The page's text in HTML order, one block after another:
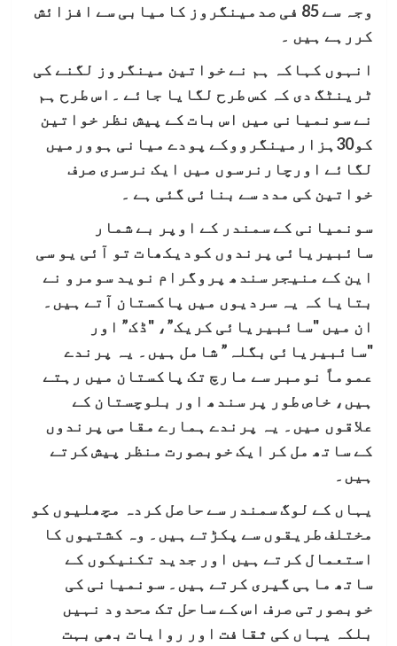
وجہ سے 85 فی صدمینگروز کامیابی سے افزائش
کررہے ہیں ۔
انہوں کہاکہ ہم نے خواتین مینگروز لگنے کی
ٹرینٹگ دی کہ کس طرح لگایا جائے ۔اس طرح ہم
نے سونمیانی میں اس بات کے پیش نظر خواتین
کو30ہزارمینگرووکے پودے میانی ہوورمیں
لگائے اورچارنرسوں میں ایک نرسری صرف
خواتین کی مدد سے بنائی گئی ہے ۔
سونمیانی کے سمندر کے اوپر بے شمار
سائبیریائی پرندوں کودیکھات تو آئی یو سی
این کے منیجر سندھ پروگرام نوید سومرو نے
بتایا کہ یہ سردیوں میں پاکستان آتے ہیں۔
ان میں "سائبیریائی کریک”، "ڈک” اور
"سائبیریائی بگلہ” شامل ہیں۔ یہ پرندے
عموماً نومبر سے مارچ تک پاکستان میں رہتے
ہیں، خاص طور پر سندھ اور بلوچستان کے
علاقوں میں۔ یہ پرندے ہمارے مقامی پرندوں
کے ساتھ مل کر ایک خوبصورت منظر پیش کرتے
ہیں۔
یہاں کے لوگ سمندر سے حاصل کردہ مچھلیوں کو
مختلف طریقوں سے پکڑتے ہیں۔ وہ کشتیوں کا
استعمال کرتے ہیں اور جدید تکنیکوں کے
ساتھ ماہی گیری کرتے ہیں۔ سونمیانی کی
خوبصورتی صرف اس کے ساحل تک محدود نہیں
بلکہ یہاں کی ثقافت اور روایات بھی بہت